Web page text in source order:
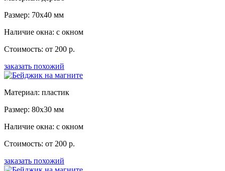
Размер: 70x40 мм
Наличие окна: с окном
Стоимость: от 200 р.
заказать похожий
Материал: пластик
Размер: 80x30 мм
Наличие окна: с окном
Стоимость: от 200 р.
заказать похожий